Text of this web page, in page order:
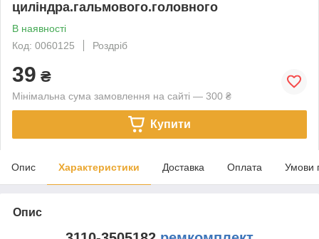
циліндра.гальмового.головного
В наявності
Код: 0060125
Роздріб
39 ₴
Мінімальна сума замовлення на сайті — 300 ₴
Купити
Опис Характеристики Доставка Оплата Умови
Опис